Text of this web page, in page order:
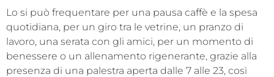
Lo si può frequentare per una pausa caffè e la spesa
quotidiana, per un giro tra le vetrine, un pranzo di
lavoro, una serata con gli amici, per un momento di
benessere o un allenamento rigenerante, grazie alla
presenza di una palestra aperta dalle 7 alle 23, così